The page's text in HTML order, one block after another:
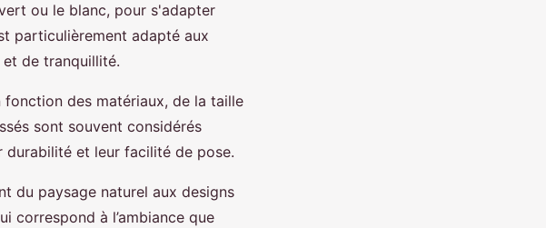
ou le blanc, pour s'adapter
particulièrement adapté aux
et de tranquillité.
des matériaux, de la taille
sont souvent considérés
et leur facilité de pose.
du paysage naturel aux designs
correspond à l’ambiance que